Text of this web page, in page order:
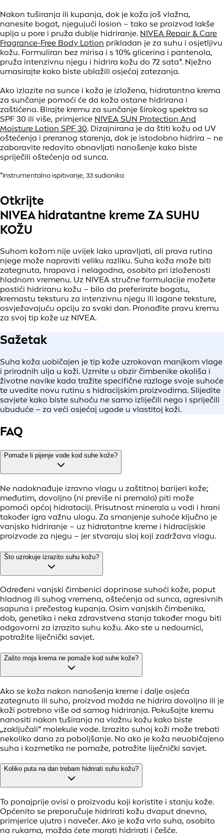
Nakon tuširanja ili kupanja, dok je koža još vlažna,
nanesite bogat, njegujući losion – tako se proizvod lakše
upija u pore i pruža dublje hidriranje. NIVEA Repair & Care
Fragrance-Free Body Lotion prikladan je za suhu i osjetljivu
kožu. Formuliran bez mirisa i s 10% glicerina i pantenola,
pruža intenzivnu njegu i hidrira kožu do 72 sata*. Nježno
umasirajte kako biste ublažili osjećaj zatezanja.
Ako izlazite na sunce i koža je izložena, hidratantna krema
za sunčanje pomoći će da koža ostane hidrirana i
zaštićena. Birajte kremu za sunčanje širokog spektra sa
SPF 30 ili više, primjerice NIVEA SUN Protection And
Moisture Lotion SPF 30. Dizajnirana je da štiti kožu od UV
oštećenja i preranog starenja, dok je istodobno hidrira – ne
zaboravite redovito obnavljati nanošenje kako biste
spriječili oštećenja od sunca.
*Instrumentalno ispitivanje, 33 sudionika
Otkrijte
NIVEA hidratantne kreme ZA SUHU
KOŽU
Suhom kožom nije uvijek lako upravljati, ali prava rutina
njege može napraviti veliku razliku. Suha koža može biti
zategnuta, hrapava i nelagodna, osobito pri izloženosti
hladnom vremenu. Uz NIVEA stručne formulacije možete
postići hidriranu kožu – bilo da preferirate bogatu,
kremastu teksturu za intenzivnu njegu ili lagane teksture,
osvježavajuću opciju za svaki dan. Pronađite pravu kremu
za svoj tip kože uz NIVEA.
Sažetak
Suha koža uobičajen je tip kože uzrokovan manjkom vlage
i prirodnih ulja u koži. Uzmite u obzir čimbenike okoliša i
životne navike kada tražite specifične razloge svoje suhoće
te uvedite novu rutinu s hidracijskim proizvodima. Slijedite
savjete kako biste suhoću ne samo izliječili nego i spriječili
ubuduće – za veći osjećaj ugode u vlastitoj koži.
FAQ
Pomaže li pijenje vode kod suhe kože?
Ne nadoknađuje izravno vlagu u zaštitnoj barijeri kože;
međutim, dovoljno (ni previše ni premalo) piti može
pomoći općoj hidrataciji. Prisutnost minerala u vodi i hrani
također igra važnu ulogu. Za smanjenje suhoće ključno je
vanjsko hidriranje – uz hidratantne kreme i hidracijskie
proizvode za njegu – jer stvaraju sloj koji zadržava vlagu.
Što uzrokuje izrazito suhu kožu?
Određeni vanjski čimbenici doprinose suhoći kože, poput
hladnog ili suhog vremena, oštećenja od sunca, agresivnih
sapuna i prečestog kupanja. Osim vanjskih čimbenika,
dob, genetika i neka zdravstvena stanja također mogu biti
odgovorni za izrazito suhu kožu. Ako ste u nedoumici,
potražite liječnički savjet.
Zašto moja krema ne pomaže kod suhe kože?
Ako se koža nakon nanošenja kreme i dalje osjeća
zategnuto ili suho, proizvod možda ne hidrira dovoljno ili je
koži potrebno više od samog hidriranja. Pokušajte kremu
nanositi nakon tuširanja na vlažnu kožu kako biste
„zaključali” molekule vode. Izrazito suhoj koži može trebati
nekoliko dana za poboljšanje. No ako je koža neuobičajeno
suha i kozmetika ne pomaže, potražite liječnički savjet.
Koliko puta na dan trebam hidrirati suhu kožu?
To ponajprije ovisi o proizvodu koji koristite i stanju kože.
Općenito se preporučuje hidrirati kožu dvaput dnevno,
primjerice ujutro i navečer. Ako je koža vrlo suha, osobito
na rukama, možda ćete morati hidrirati i češće.